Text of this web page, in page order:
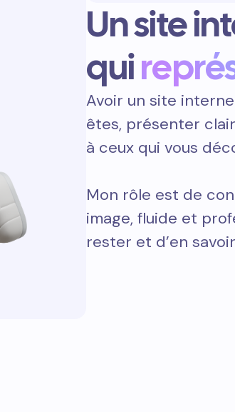
Un site
qui
Avoir un site
êtes, présenter
à ceux qui vous
Mon rôle est de
image, fluide et
rester et d’en